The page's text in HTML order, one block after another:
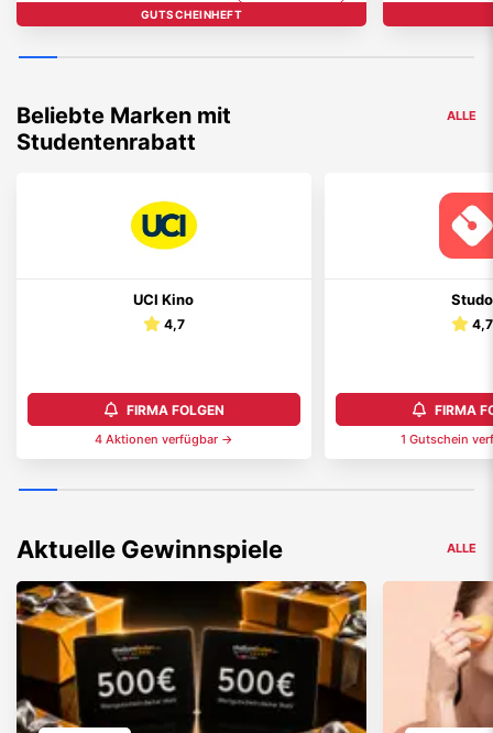
GUTSCHEINHEFT
Beliebte Marken mit
Studentenrabatt
ALLE
UCI Kino
4,7
FIRMA FOLGEN
4 Aktionen verfügbar →
Studo
4,7
FIRMA
1 Gutschein
Aktuelle Gewinnspiele ALLE